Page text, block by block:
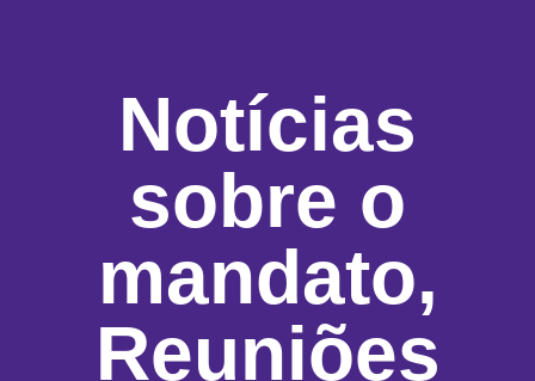
Notícias
sobre o
mandato,
Reuniões